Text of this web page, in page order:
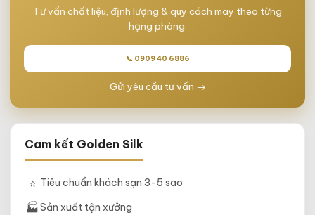
Tư vấn chất liệu, định lượng & quy cách may theo từng
hạng phòng.
📞 0909 40 6886
Gửi yêu cầu tư vấn →
Cam kết Golden Silk
⭐ Tiêu chuẩn khách sạn 3-5 sao
🏭Sản xuất tận xưởng